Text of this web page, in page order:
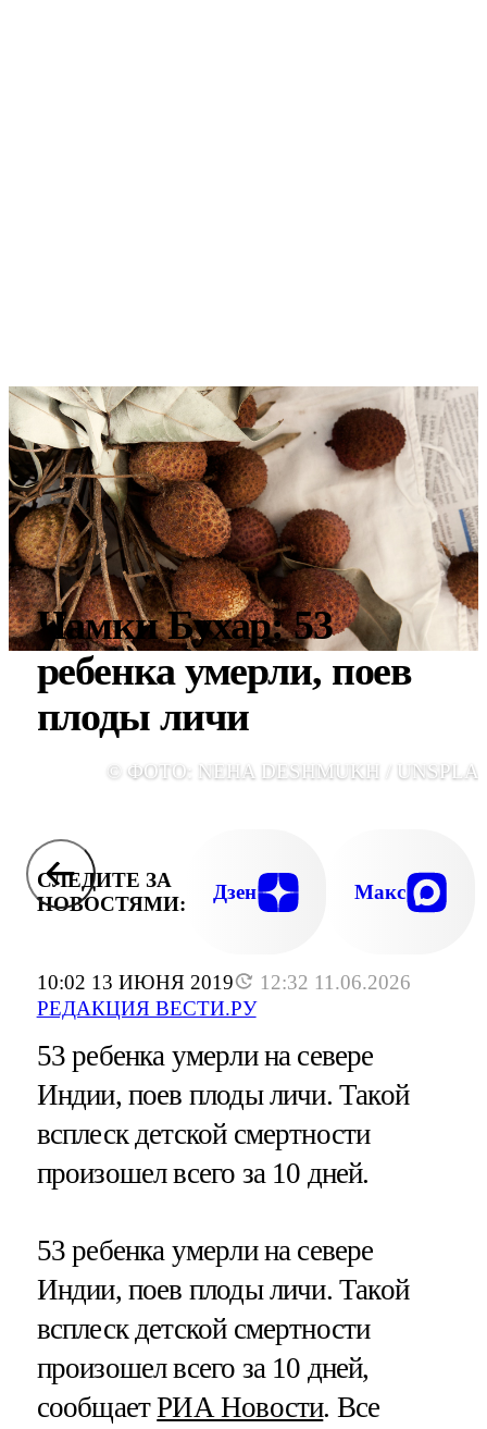
10:02 13 ИЮНЯ 2019
12:32 11.06.2026
РЕДАКЦИЯ ВЕСТИ.РУ
Чамки Бухар: 53
ребенка умерли, поев
плоды личи
© ФОТО: NEHA DESHMUKH /
СЛЕДИТЕ ЗА
НОВОСТЯМИ:
Дзен Макс
53 ребенка умерли на севере
Индии, поев плоды личи. Такой
всплеск детской смертности
произошел всего за 10 дней.
53 ребенка умерли на севере
Индии, поев плоды личи. Такой
всплеск детской смертности
произошел всего за 10 дней,
сообщаетРИА Новости. Все